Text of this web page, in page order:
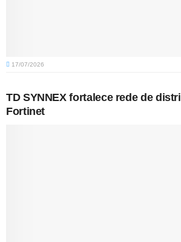
17/07/2026
TD SYNNEX fortalece rede de
Fortinet